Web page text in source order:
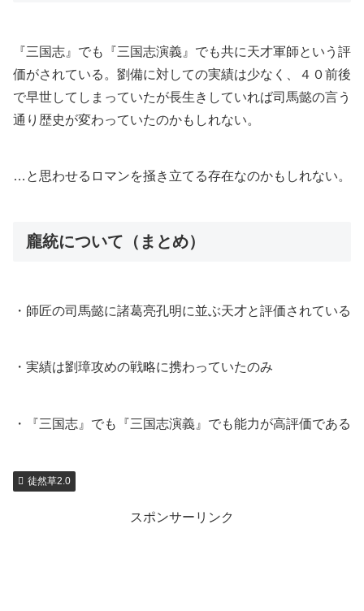
『三国志』でも『三国志演義』でも共に天才軍師という評
価がされている。劉備に対しての実績は少なく、４０前後
で早世してしまっていたが長生きしていれば司馬懿の言う
通り歴史が変わっていたのかもしれない。
…と思わせるロマンを掻き立てる存在なのかもしれない。
龐統について（まとめ）
・師匠の司馬懿に諸葛亮孔明に並ぶ天才と評価されている
・実績は劉璋攻めの戦略に携わっていたのみ
・『三国志』でも『三国志演義』でも能力が高評価である
徒然草2.0
スポンサーリンク